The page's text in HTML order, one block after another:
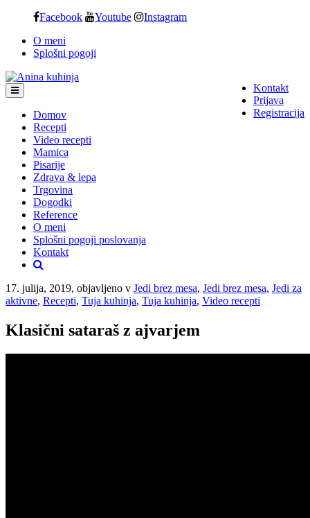
content
Facebook Youtube Instagram
O meni
Splošni pogoji
Kontakt
Prijava
Registracija
Domov
Recepti
Video recepti
Mamica
Pisarije
Zdrava & lepa
Trgovina
Dogodki
Reference
O meni
Splošni pogoji poslovanja
Kontakt
17. julija, 2019, objavljeno v Jedi brez mesa, Jedi brez mesa, Jedi za
aktivne, Recepti, Tuja kuhinja, Tuja kuhinja, Video recepti
Klasični sataraš z ajvarjem